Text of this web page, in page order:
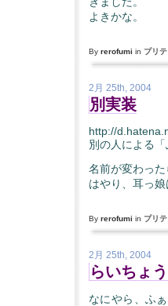
よきかな。
By rerofumi in プリ
2月 25th, 2004
別実装
http://
別の人による
名前が変わった
はやり、耳っ娘
By rerofumi in プリ
2月 25th, 2004
らいちょ
なにやら、ふ